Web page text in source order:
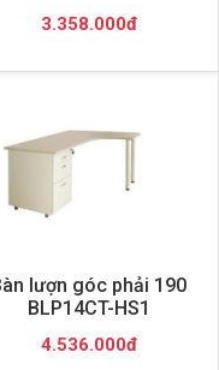
3.358.000đ
lượn góc phải 190
BLP14CT-HS1
4.536.000đ